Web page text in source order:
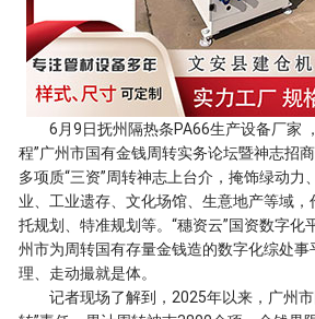
6月9日抚州隔热条PA66生产设备厂家
程”广州市国有金钱周转实务论坛暨神志招
多项质“三资”周转神志上台介，掩饰绿动力
业、工业遗存、文化场馆、生意地产等域
托规划、特准规划等。“穗资云”国资数字化
州市为周转国有存量金钱造的数字化综处
理、走动撮就是体。
记者现场了解到，2025年以来，广州市